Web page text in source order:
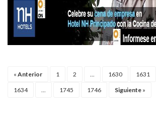
« Anterior 1 2 1630 1631
1634 1745 1746 Siguiente »